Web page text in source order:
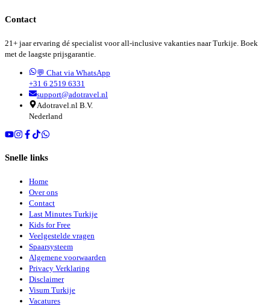
Contact
21+ jaar ervaring dé specialist voor all-inclusive vakanties naar Turkije. Boek
met de laagste prijsgarantie.
💬 Chat via WhatsApp
+31 6 2519 6331
support@adotravel.nl
Adotravel.nl B.V.
Nederland
Snelle links
Home
Over ons
Contact
Last Minutes Turkije
Kids for Free
Veelgestelde vragen
Spaarsysteem
Algemene voorwaarden
Privacy Verklaring
Disclaimer
Visum Turkije
Vacatures